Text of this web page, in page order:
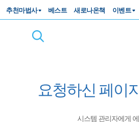
추천마법사 베스트 새로나온책 이벤트
요청하신 페이
시스템 관리자에게